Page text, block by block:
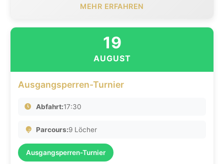
MEHR ERFAHREN
19
AUGUST
Ausgangsperren-Turnier
Abfahrt:17:30
Parcours:9 Löcher
Ausgangsperren-Turnier